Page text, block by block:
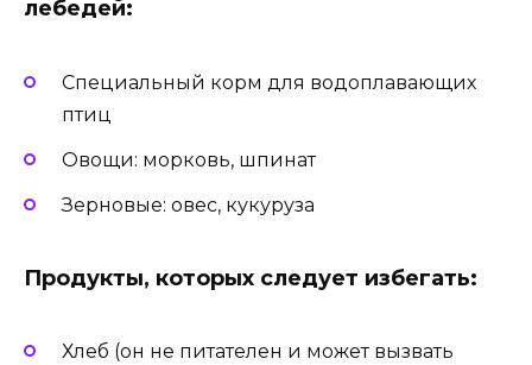
лебедей:
Специальный корм для водоплавающих
птиц
Овощи: морковь, шпинат
Зерновые: овес, кукуруза
Продукты, которых следует избегать:
Хлеб (он не питателен и может вызвать